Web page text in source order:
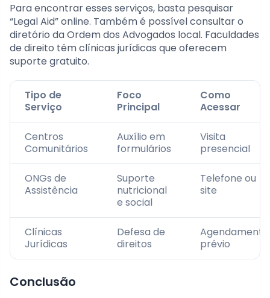
Para encontrar esses serviços, basta pesquisar
“Legal Aid” online. Também é possível consultar o
diretório da Ordem dos Advogados local. Faculdades
de direito têm clínicas jurídicas que oferecem
suporte gratuito.
Tipo de
Serviço
Foco
Principal
Como
Acessar
Centros
Comunitários
Auxílio em
formulários
Visita
presencial
ONGs de
Assistência
Suporte
nutricional
e social
Telefone ou
site
Clínicas
Jurídicas
Defesa de
direitos
Agendamento
prévio
Conclusão